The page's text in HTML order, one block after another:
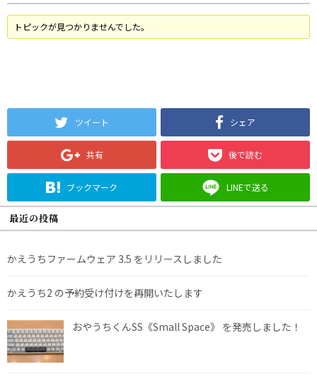
トピックが見つかりませんでした。
ツイート シェア
共有 後で読む
ブックマーク LINEで送る
最近の投稿
かえうちファームウェア 3.5 をリリースしました
かえうち2 の予約受け付けを再開いたします
おやうちくんSS《Small Space》 を発売しました！